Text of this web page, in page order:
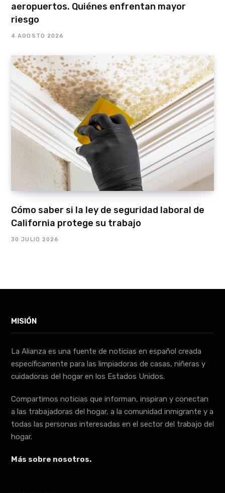
aeropuertos. Quiénes enfrentan mayor
riesgo
4 AGOSTO 2026
Cómo saber si la ley de seguridad laboral de
California protege su trabajo
30 JULIO 2026
MISIÓN
La Alianza es una fuente de noticias en español creada
específicamente para las limpiadoras de casas, niñeras y
cuidadoras del hogar en los Estados Unidos.
Compartimos noticias que informan, inspiran y conectan
a las trabajadoras del hogar, a la comunidad inmigrante y a
todas las personas interesadas en el sector del trabajo del
hogar.
Más sobre nosotros.